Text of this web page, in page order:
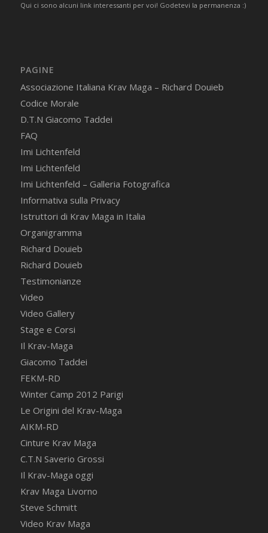
Qui ci sono alcuni link interessanti per voi! Godetevi la permanenza :)
PAGINE
Associazione Italiana Krav Maga – Richard Douieb
Codice Morale
D.T.N Giacomo Taddei
FAQ
Imi Lichtenfeld
Imi Lichtenfeld
Imi Lichtenfeld – Galleria Fotografica
Informativa sulla Privacy
Istruttori di Krav Maga in Italia
Organigramma
Richard Douieb
Richard Douieb
Testimonianze
Video
Video Gallery
Stage e Corsi
Il Krav-Maga
Giacomo Taddei
FEKM-RD
Winter Camp 2012 Parigi
Le Origini del Krav-Maga
AIKM-RD
Cinture Krav Maga
C.T.N Saverio Grossi
Il Krav-Maga oggi
Krav Maga Livorno
Steve Schmitt
Video Krav Maga